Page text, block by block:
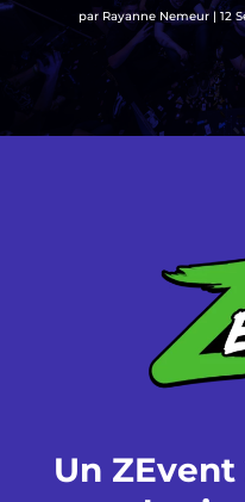
par Rayanne Nemeur | 12
Un ZEvent